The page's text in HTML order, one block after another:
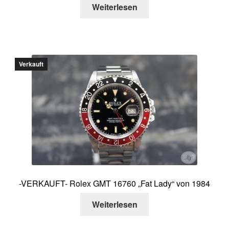
Weiterlesen
Verkauft
-VERKAUFT- Rolex GMT 16760 „Fat Lady“ von 1984
Weiterlesen